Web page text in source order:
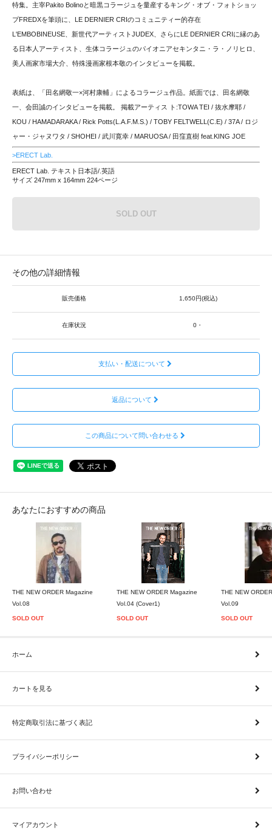
特集。主宰Pakito Bolinoと暗黒コラージュを量産するキング・オブ・フォトショッ
プFREDXを筆頭に、LE DERNIER CRIのコミュニティー的存在
L'EMBOBINEUSE、新世代アーティストJUDEX、さらにLE DERNIER CRIに縁のあ
る日本人アーティスト、生体コラージュのパイオニアセキンタニ・ラ・ノリヒロ、
美人画家市場大介、特殊漫画家根本敬のインタビューを掲載。
表紙は、「田名網敬一×河村康輔」によるコラージュ作品。紙面では、田名網敬
一、会田誠のインタビューを掲載。 掲載アーティス ト:TOWA TEI / 抜水摩耶 /
KOU / HAMADARAKA / Rick Potts(L.A.F.M.S.) / TOBY FELTWELL(C.E) / 37A / ロジ
ャー・ジャヌワタ / SHOHEI / 武川寛幸 / MARUOSA / 田窪直樹 feat.KING JOE
>ERECT Lab.
ERECT Lab. テキスト日本語/.英語
サイズ 247mm x 164mm 224ページ
SOLD OUT
その他の詳細情報
販売価格 1,650円(税込)
在庫状況 0・
支払い・配送について
返品について
この商品について問い合わせる
あなたにおすすめの商品
THE NEW ORDER Magazine
Vol.08
SOLD OUT
THE NEW ORDER Magazine
Vol.04 (Cover1)
SOLD OUT
THE NEW
Vol.09
SOLD OUT
ホーム
カートを見る
特定商取引法に基づく表記
プライバシーポリシー
お問い合わせ
マイアカウント